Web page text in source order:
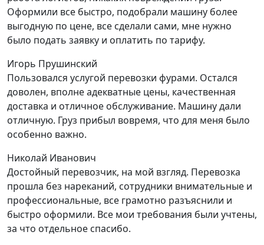
Оформили все быстро, подобрали машину более
выгодную по цене, все сделали сами, мне нужно
было подать заявку и оплатить по тарифу.
Игорь Прушинский
Пользовался услугой перевозки фурами. Остался
доволен, вполне адекватные цены, качественная
доставка и отличное обслуживание. Машину дали
отличную. Груз прибыл вовремя, что для меня было
особенно важно.
Николай Иванович
Достойный перевозчик, на мой взгляд. Перевозка
прошла без нареканий, сотрудники внимательные и
профессиональные, все грамотно разъяснили и
быстро оформили. Все мои требования были учтены,
за что отдельное спасибо.